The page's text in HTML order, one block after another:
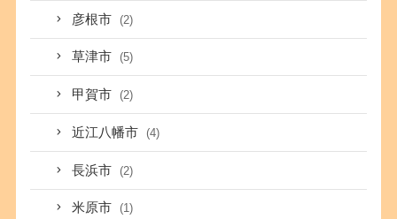
彦根市 (2)
草津市 (5)
甲賀市 (2)
近江八幡市 (4)
長浜市 (2)
米原市 (1)